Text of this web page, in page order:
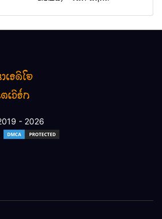
- 2026